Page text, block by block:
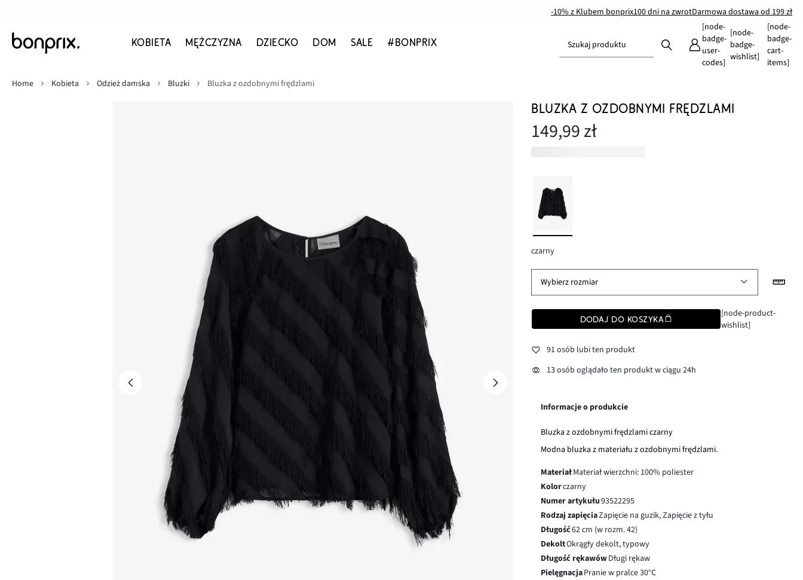
-10% z Klubem bonprix100 dni na zwrotDarmowa dostawa od 199 zł
KOBIETA MĘŻCZYZNA DZIECKO DOM SALE #BONPRIX Szukaj produktu
[node-
badge-
user-
codes]
[node-
badge-
wishlist]
[node-
badge-
cart-
items]
Home
Kobieta Odzież damska Bluzki Bluzka z ozdobnymi frędzlami
BLUZKA Z OZDOBNYMI FRĘDZLAMI
149,99 zł
czarny
Wybierz rozmiar
DODAJ DO KOSZYKA
[node-product-
wishlist]
91 osób lubi ten produkt
13 osób oglądało ten produkt w ciągu 24h
Informacje o produkcie
Bluzka z ozdobnymi frędzlami czarny
Modna bluzka z materiału z ozdobnymi frędzlami.
MateriałMateriał wierzchni: 100% poliester
Kolorczarny
Numer artykułu93522295
Rodzaj zapięciaZapięcie na guzik, Zapięcie z tyłu
Długość62 cm (w rozm. 42)
DekoltOkrągły dekolt, typowy
Długość rękawówDługi rękaw
PielęgnacjaPranie w pralce 30°C